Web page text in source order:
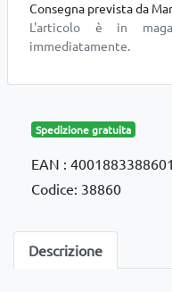
Consegna prevista da
L'articolo è in
immediatamente.
Spedizione gratuita
EAN : 4001883388601
Codice: 38860
Descrizione